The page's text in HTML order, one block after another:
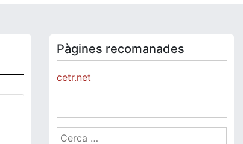
Pàgines recomanades
cetr.net
Cerca: